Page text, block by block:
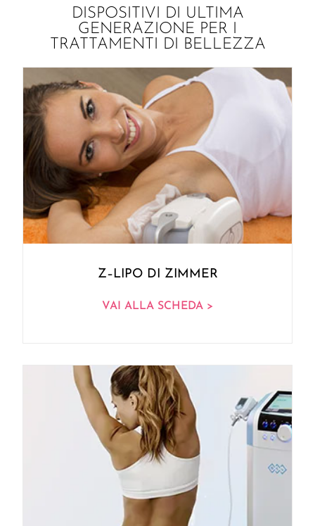
DISPOSITIVI DI ULTIMA
GENERAZIONE PER I
TRATTAMENTI DI BELLEZZA
Z–LIPO DI ZIMMER
VAI ALLA SCHEDA >